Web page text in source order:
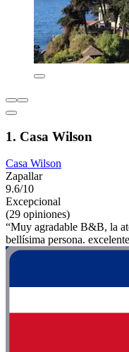
1. Casa Wilson
Casa Wilson
Zapallar
9.6/10
Excepcional
(29 opiniones)
“Muy agradable B&B, la
bellísima persona.